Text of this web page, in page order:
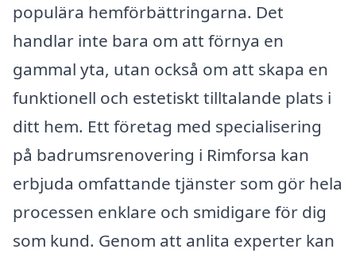
populära hemförbättringarna. Det
handlar inte bara om att förnya en
gammal yta, utan också om att skapa en
funktionell och estetiskt tilltalande plats i
ditt hem. Ett företag med specialisering
på badrumsrenovering i Rimforsa kan
erbjuda omfattande tjänster som gör hela
processen enklare och smidigare för dig
som kund. Genom att anlita experter kan